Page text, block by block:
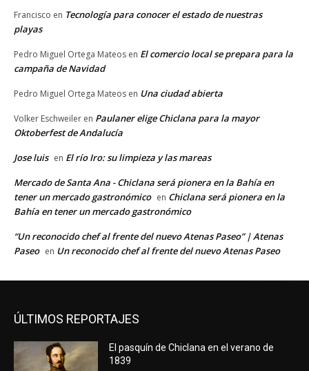
Francisco en Tecnología para conocer el estado de nuestras
playas
Pedro Miguel Ortega Mateos en El comercio local se prepara para la
campaña de Navidad
Pedro Miguel Ortega Mateos en Una ciudad abierta
Volker Eschweiler en Paulaner elige Chiclana para la mayor
Oktoberfest de Andalucía
Jose luis en El río Iro: su limpieza y las mareas
Mercado de Santa Ana - Chiclana será pionera en la Bahía en
tener un mercado gastronómico en Chiclana será pionera en la
Bahía en tener un mercado gastronómico
“Un reconocido chef al frente del nuevo Atenas Paseo” | Atenas
Paseo en Un reconocido chef al frente del nuevo Atenas Paseo
ÚLTIMOS REPORTAJES
El pasquín de Chiclana en el verano de
1839